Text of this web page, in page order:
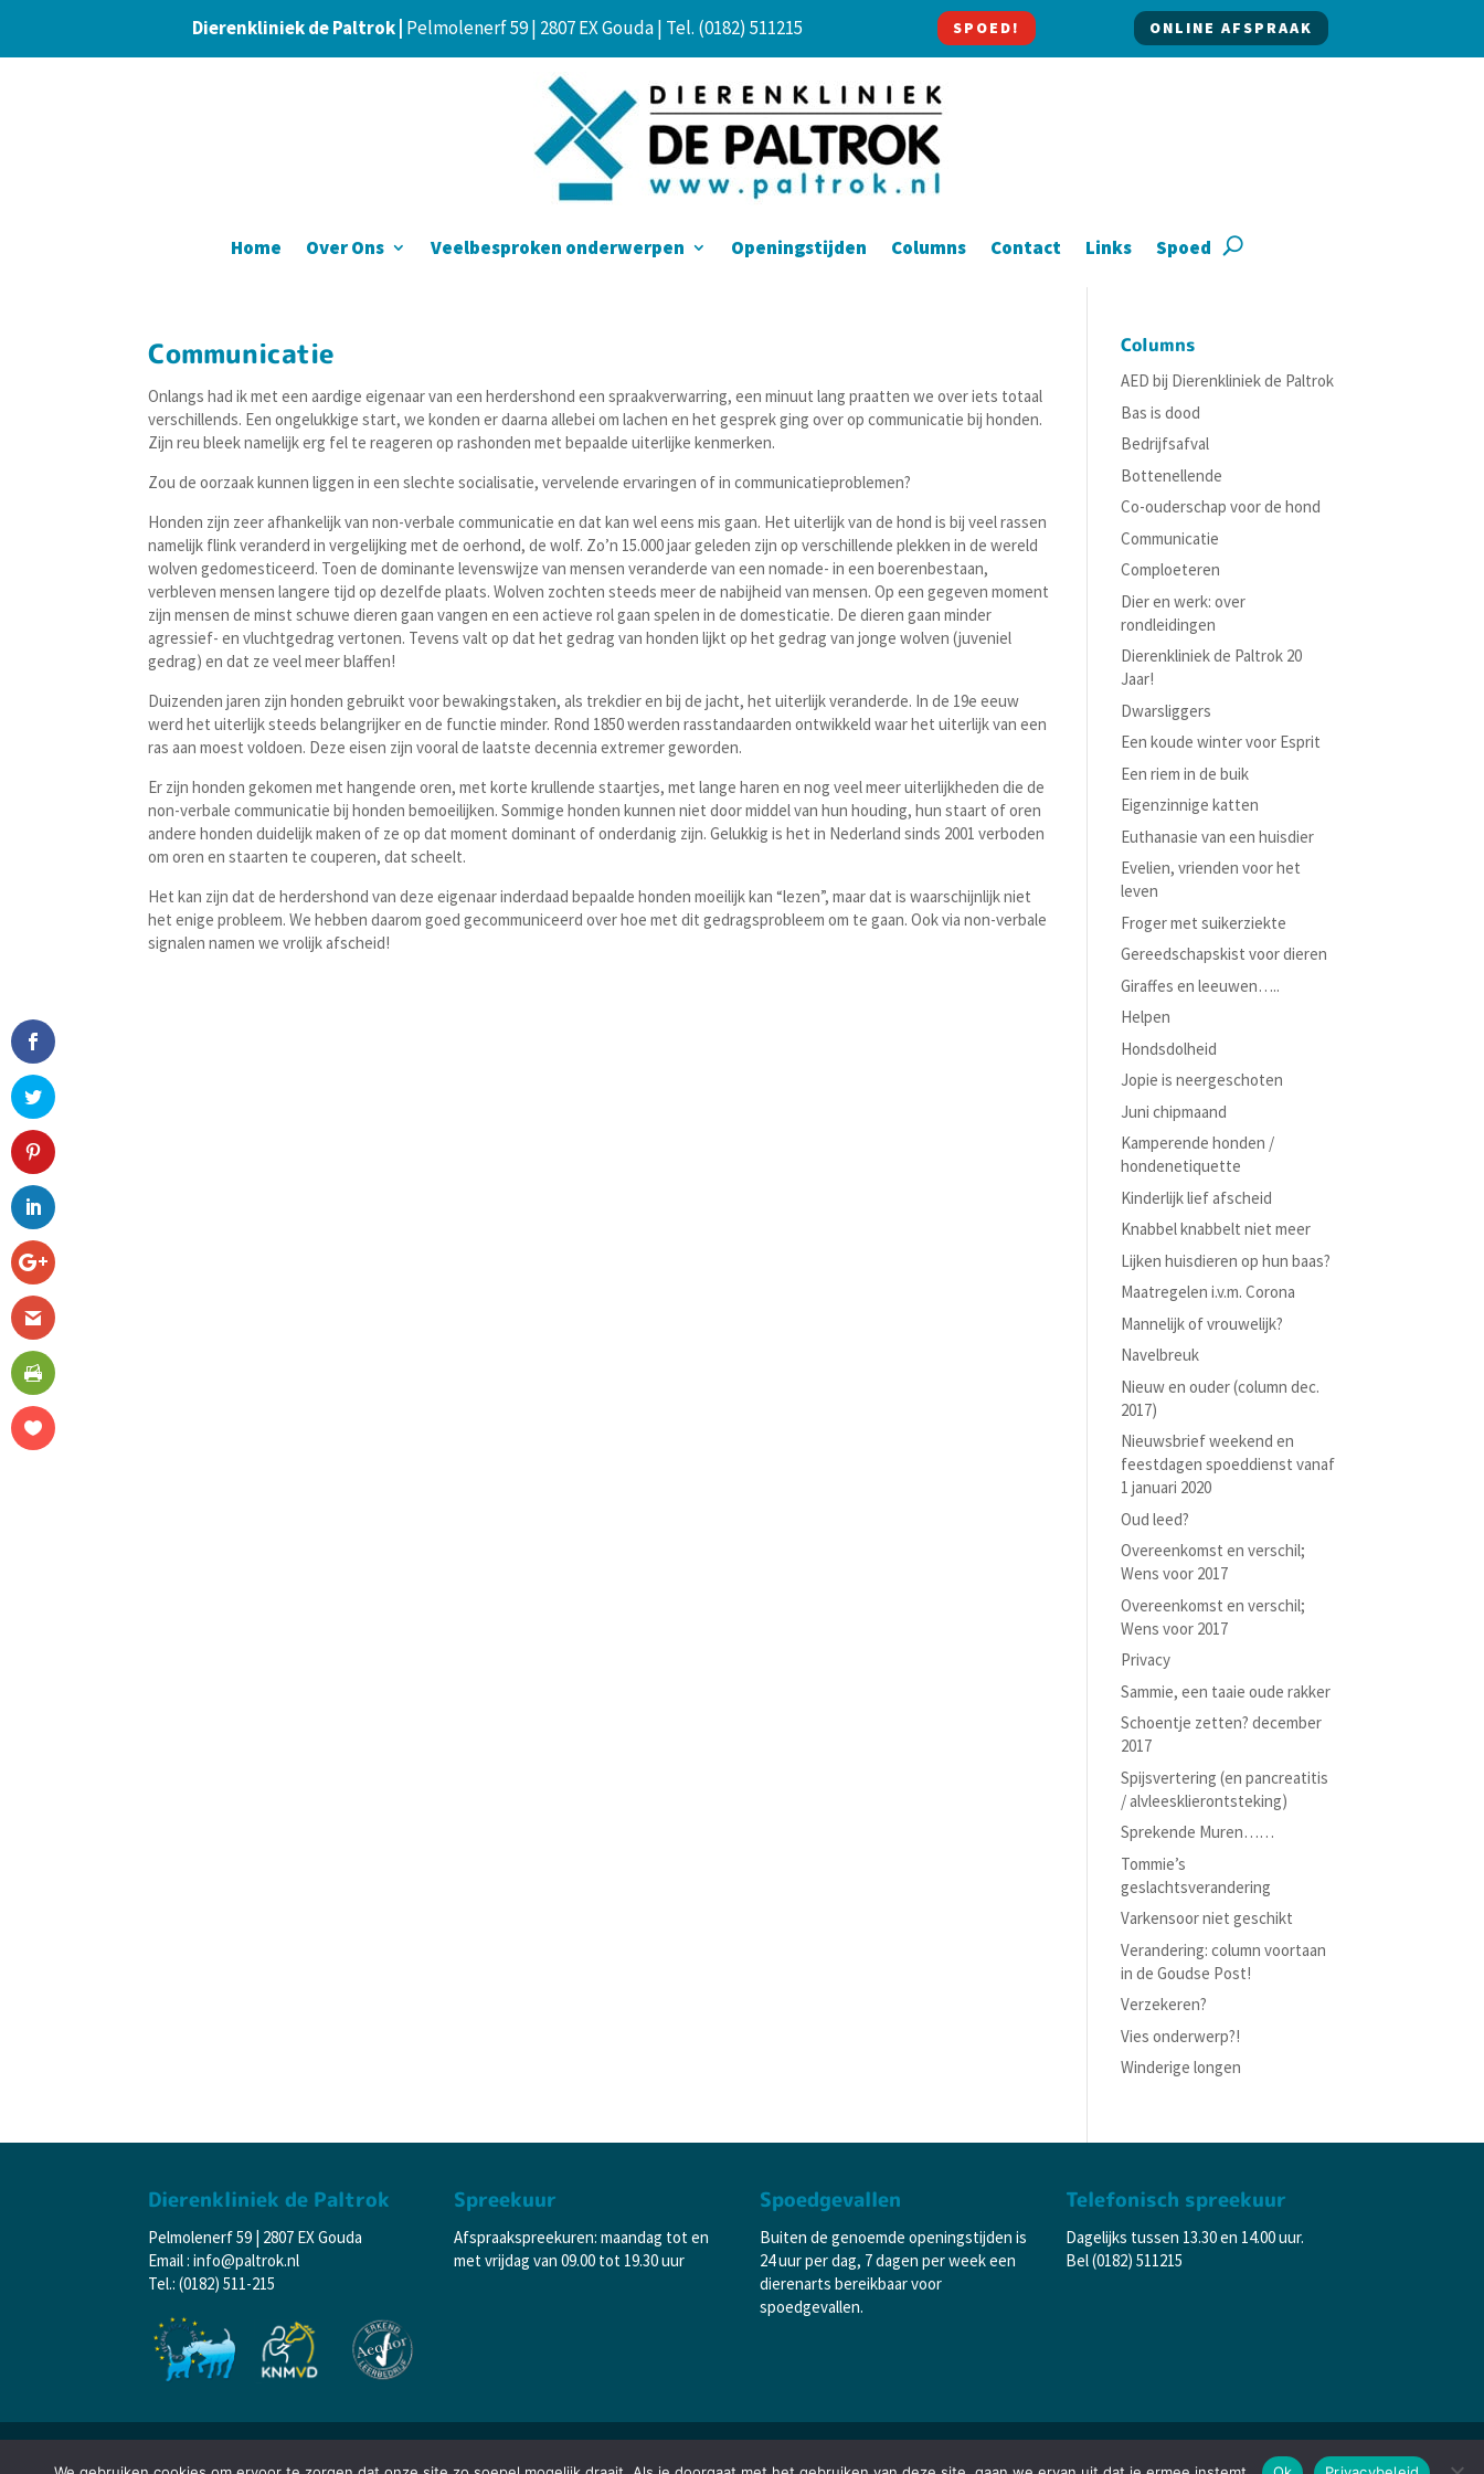
Dierenkliniek de Paltrok | Pelmolenerf 59 | 2807 EX Gouda | Tel. (0182) 511215 SPOED! ONLINE AFSPRAAK
Home Over Ons Veelbesproken onderwerpen Openingstijden Columns Contact Links Spoed
Communicatie
Onlangs had ik met een aardige eigenaar van een herdershond een spraakverwarring, een minuut lang praatten we over iets totaal
verschillends. Een ongelukkige start, we konden er daarna allebei om lachen en het gesprek ging over op communicatie bij honden.
Zijn reu bleek namelijk erg fel te reageren op rashonden met bepaalde uiterlijke kenmerken.
Zou de oorzaak kunnen liggen in een slechte socialisatie, vervelende ervaringen of in communicatieproblemen?
Honden zijn zeer afhankelijk van non-verbale communicatie en dat kan wel eens mis gaan. Het uiterlijk van de hond is bij veel rassen
namelijk flink veranderd in vergelijking met de oerhond, de wolf. Zo’n 15.000 jaar geleden zijn op verschillende plekken in de wereld
wolven gedomesticeerd. Toen de dominante levenswijze van mensen veranderde van een nomade- in een boerenbestaan,
verbleven mensen langere tijd op dezelfde plaats. Wolven zochten steeds meer de nabijheid van mensen. Op een gegeven moment
zijn mensen de minst schuwe dieren gaan vangen en een actieve rol gaan spelen in de domesticatie. De dieren gaan minder
agressief- en vluchtgedrag vertonen. Tevens valt op dat het gedrag van honden lijkt op het gedrag van jonge wolven (juveniel
gedrag) en dat ze veel meer blaffen!
Duizenden jaren zijn honden gebruikt voor bewakingstaken, als trekdier en bij de jacht, het uiterlijk veranderde. In de 19e eeuw
werd het uiterlijk steeds belangrijker en de functie minder. Rond 1850 werden rasstandaarden ontwikkeld waar het uiterlijk van een
ras aan moest voldoen. Deze eisen zijn vooral de laatste decennia extremer geworden.
Er zijn honden gekomen met hangende oren, met korte krullende staartjes, met lange haren en nog veel meer uiterlijkheden die de
non-verbale communicatie bij honden bemoeilijken. Sommige honden kunnen niet door middel van hun houding, hun staart of oren
andere honden duidelijk maken of ze op dat moment dominant of onderdanig zijn. Gelukkig is het in Nederland sinds 2001 verboden
om oren en staarten te couperen, dat scheelt.
Het kan zijn dat de herdershond van deze eigenaar inderdaad bepaalde honden moeilijk kan “lezen”, maar dat is waarschijnlijk niet
het enige probleem. We hebben daarom goed gecommuniceerd over hoe met dit gedragsprobleem om te gaan. Ook via non-verbale
signalen namen we vrolijk afscheid!
Columns
AED bij Dierenkliniek de Paltrok
Bas is dood
Bedrijfsafval
Bottenellende
Co-ouderschap voor de hond
Communicatie
Comploeteren
Dier en werk: over
rondleidingen
Dierenkliniek de Paltrok 20
Jaar!
Dwarsliggers
Een koude winter voor Esprit
Een riem in de buik
Eigenzinnige katten
Euthanasie van een huisdier
Evelien, vrienden voor het
leven
Froger met suikerziekte
Gereedschapskist voor dieren
Giraffes en leeuwen…..
Helpen
Hondsdolheid
Jopie is neergeschoten
Juni chipmaand
Kamperende honden /
hondenetiquette
Kinderlijk lief afscheid
Knabbel knabbelt niet meer
Lijken huisdieren op hun baas?
Maatregelen i.v.m. Corona
Mannelijk of vrouwelijk?
Navelbreuk
Nieuw en ouder (column dec.
2017)
Nieuwsbrief weekend en
feestdagen spoeddienst vanaf
1 januari 2020
Oud leed?
Overeenkomst en verschil;
Wens voor 2017
Overeenkomst en verschil;
Wens voor 2017
Privacy
Sammie, een taaie oude rakker
Schoentje zetten? december
2017
Spijsvertering (en pancreatitis
/ alvleesklierontsteking)
Sprekende Muren……
Tommie’s
geslachtsverandering
Varkensoor niet geschikt
Verandering: column voortaan
in de Goudse Post!
Verzekeren?
Vies onderwerp?!
Winderige longen
Dierenkliniek de Paltrok
Pelmolenerf 59 | 2807 EX Gouda
Email : info@paltrok.nl
Tel.: (0182) 511-215
Spreekuur
Afspraakspreekuren: maandag tot en
met vrijdag van 09.00 tot 19.30 uur
Spoedgevallen
Buiten de genoemde openingstijden is
24 uur per dag, 7 dagen per week een
dierenarts bereikbaar voor
spoedgevallen.
Telefonisch spreekuur
Dagelijks tussen 13.30 en 14.00 uur.
Bel (0182) 511215
© 2024 Dierenkliniek De Paltrok – Gouda